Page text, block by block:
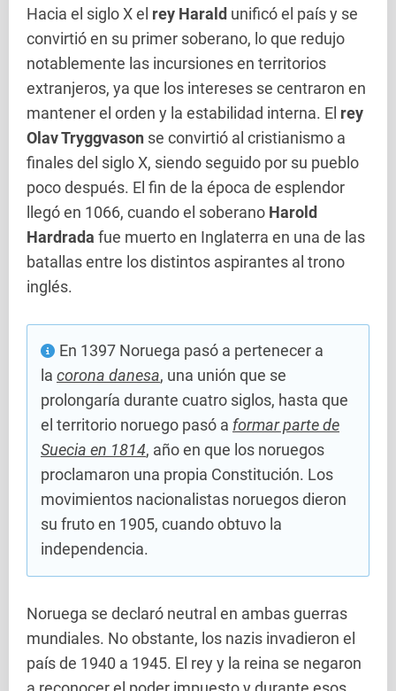
Hacia el siglo X el rey Harald unificó el país y se
convirtió en su primer soberano, lo que redujo
notablemente las incursiones en territorios
extranjeros, ya que los intereses se centraron en
mantener el orden y la estabilidad interna. El rey
Olav Tryggvason se convirtió al cristianismo a
finales del siglo X, siendo seguido por su pueblo
poco después. El fin de la época de esplendor
llegó en 1066, cuando el soberano Harold
Hardrada fue muerto en Inglaterra en una de las
batallas entre los distintos aspirantes al trono
inglés.
En 1397 Noruega pasó a pertenecer a
la corona danesa, una unión que se
prolongaría durante cuatro siglos, hasta que
el territorio noruego pasó a formar parte de
Suecia en 1814, año en que los noruegos
proclamaron una propia Constitución. Los
movimientos nacionalistas noruegos dieron
su fruto en 1905, cuando obtuvo la
independencia.
Noruega se declaró neutral en ambas guerras
mundiales. No obstante, los nazis invadieron el
país de 1940 a 1945. El rey y la reina se negaron